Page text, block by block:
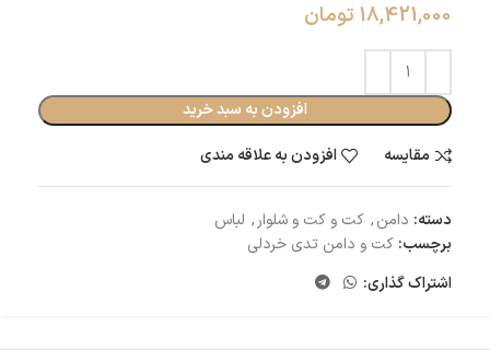
18,421,000 تومان
افزودن به سبد خرید
مقایسه
افزودن به علاقه مندی
دسته: دامن, کت و کت و شلوار , لباس
برچسب: کت و دامن تدی خردلی
اشتراک گذاری: